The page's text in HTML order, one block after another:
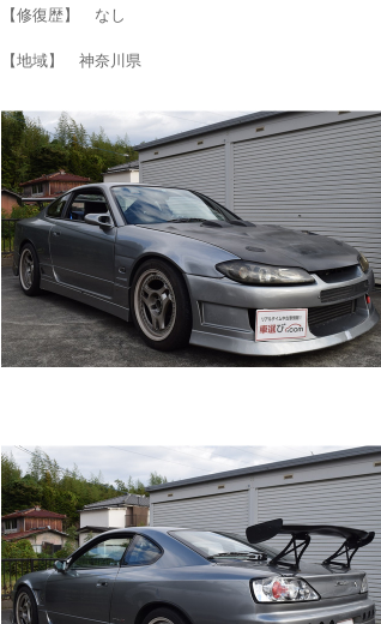
【修復歴】 なし
【地域】 神奈川県